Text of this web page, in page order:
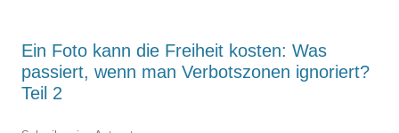
Ein Foto kann die Freiheit kosten: Was
passiert, wenn man Verbotszonen ignoriert?
Teil 2